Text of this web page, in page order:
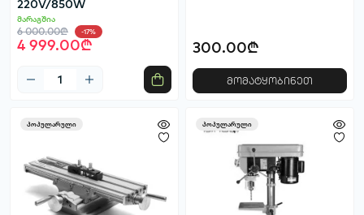
220V/850W
მარაგშია
6 000.00₾ -17%
4 999.00₾ 300.00₾
მომატყობინეთ
პოპულარული პოპულარული